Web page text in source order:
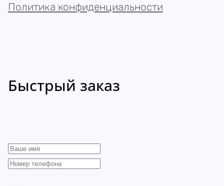
Политика конфиденциальности
Быстрый заказ